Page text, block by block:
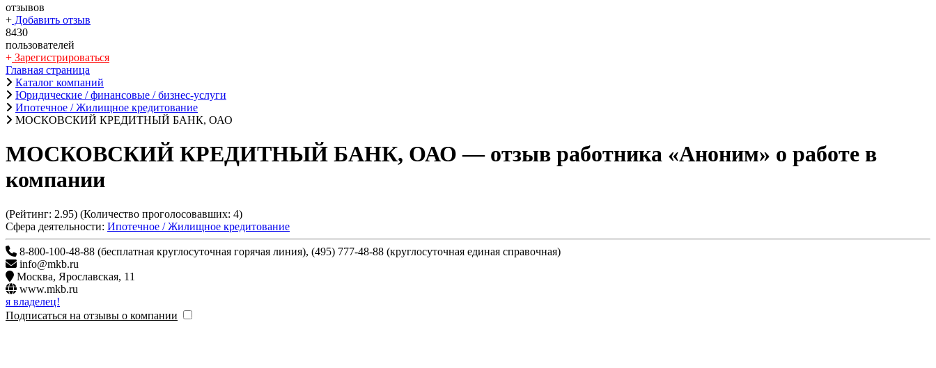
отзывов
+ Добавить отзыв
8430
пользователей
+ Зарегистрироваться
Главная страница
Каталог компаний
Юридические / финансовые / бизнес-услуги
Ипотечное / Жилищное кредитование
МОСКОВСКИЙ КРЕДИТНЫЙ БАНК, ОАО
МОСКОВСКИЙ КРЕДИТНЫЙ БАНК, ОАО — отзыв работника «Аноним» о работе в
компании
(Рейтинг: 2.95) (Количество проголосовавших: 4)
Сфера деятельности: Ипотечное / Жилищное кредитование
8-800-100-48-88 (бесплатная круглосуточная горячая линия), (495) 777-48-88 (круглосуточная единая справочная)
info@mkb.ru
Москва, Ярославская, 11
www.mkb.ru
я владелец!
Подписаться на отзывы о компании